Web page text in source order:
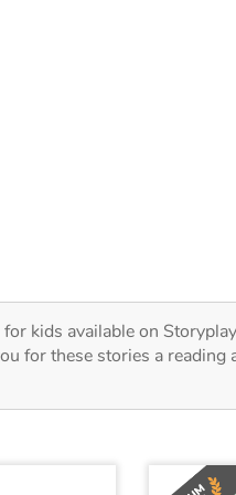
kids available on
for these stories a